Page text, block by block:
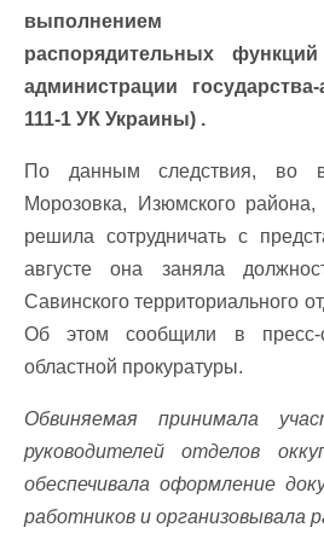
выполнением
распорядительных
администрации
111-1 УК Украины) .
По данным следствия, во
Морозовка, Изюмского района,
решила сотрудничать с
августе она заняла
Савинского территориального
Об этом сообщили в пресс-
областной прокуратуры.
Обвиняемая принимала
руководителей отделов
обеспечивала оформление
работников и организовывала